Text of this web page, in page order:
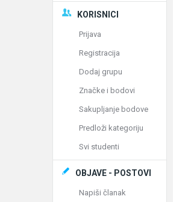
KORISNICI
Prijava
Registracija
Dodaj grupu
Značke i bodovi
Sakupljanje bodove
Predloži kategoriju
Svi studenti
OBJAVE - POSTOVI
Napiši članak